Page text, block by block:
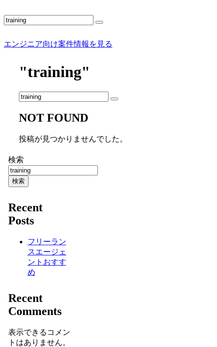
エンジニア向け案件情報を見る
"training"
NOT FOUND
投稿が見つかりませんでした。
検索
検索
Recent
Posts
フリーラン
スエージェ
ントおすす
め
Recent
Comments
表示できるコメン
トはありません。